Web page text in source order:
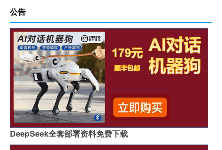
公告
DeepSeek全套部署资料免费下载